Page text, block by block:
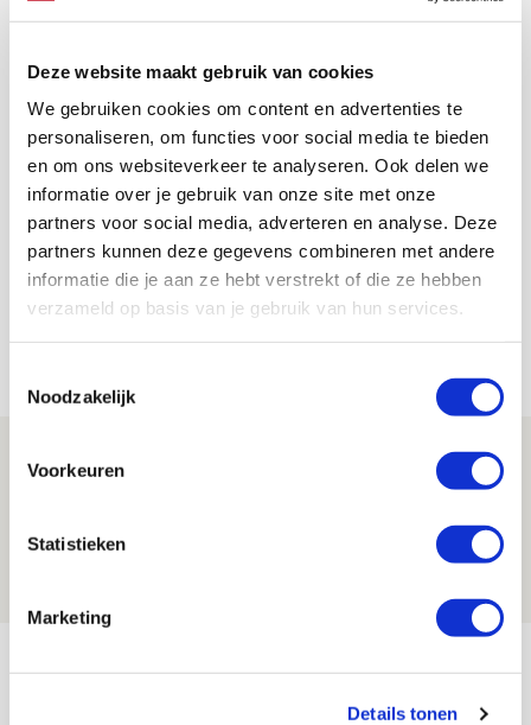
Deze website maakt gebruik van cookies
We gebruiken cookies om content en advertenties te
personaliseren, om functies voor social media te bieden
en om ons websiteverkeer te analyseren. Ook delen we
informatie over je gebruik van onze site met onze
partners voor social media, adverteren en analyse. Deze
partners kunnen deze gegevens combineren met andere
informatie die je aan ze hebt verstrekt of die ze hebben
verzameld op basis van je gebruik van hun services.
Noodzakelijk
Voorkeuren
Statistieken
Marketing
Details tonen
Schrijf je in voor Ajax Life
[GESLOTEN]
Jordy Haak
Bekijk alle berichten van Jordy Haak
Reisverslag PEC-uit: geregisseerde